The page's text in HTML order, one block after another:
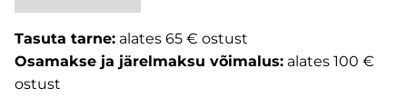
Tasuta tarne: alates 65 € ostust
Osamakse ja järelmaksu võimalus: alates 100 €
ostust